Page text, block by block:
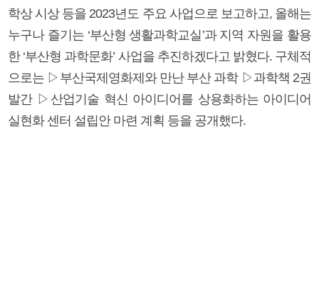
학상 시상 등을 2023년도 주요 사업으로 보고하고, 올해는
누구나 즐기는 ‘부산형 생활과학교실’과 지역 자원을 활용
한 ‘부산형 과학문화’ 사업을 추진하겠다고 밝혔다. 구체적
으로는 ▷부산국제영화제와 만난 부산 과학 ▷과학책 2권
발간 ▷산업기술 혁신 아이디어를 상용화하는 아이디어
실현화 센터 설립안 마련 계획 등을 공개했다.